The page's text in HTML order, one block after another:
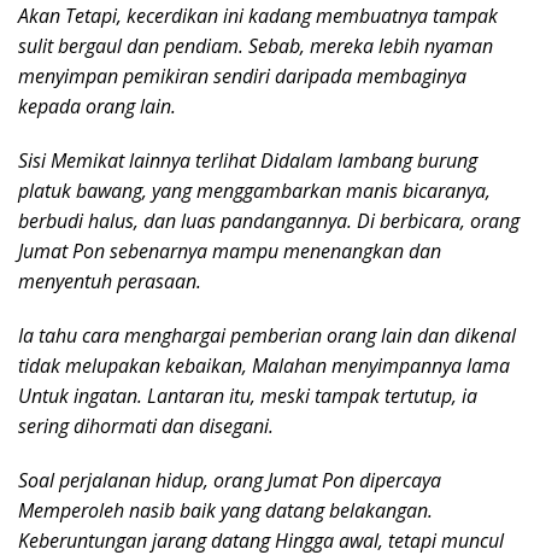
Akan Tetapi, kecerdikan ini kadang membuatnya tampak
sulit bergaul dan pendiam. Sebab, mereka lebih nyaman
menyimpan pemikiran sendiri daripada membaginya
kepada orang lain.
Sisi Memikat lainnya terlihat Didalam lambang burung
platuk bawang, yang menggambarkan manis bicaranya,
berbudi halus, dan luas pandangannya. Di berbicara, orang
Jumat Pon sebenarnya mampu menenangkan dan
menyentuh perasaan.
Ia tahu cara menghargai pemberian orang lain dan dikenal
tidak melupakan kebaikan, Malahan menyimpannya lama
Untuk ingatan. Lantaran itu, meski tampak tertutup, ia
sering dihormati dan disegani.
Soal perjalanan hidup, orang Jumat Pon dipercaya
Memperoleh nasib baik yang datang belakangan.
Keberuntungan jarang datang Hingga awal, tetapi muncul